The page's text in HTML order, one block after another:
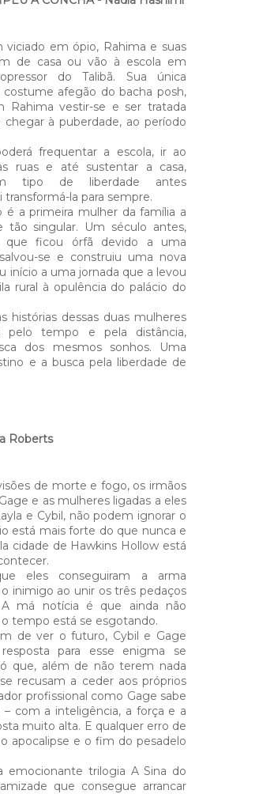
viciado em ópio, Rahima e suas
de casa ou vão à escola em
do Talibã. Sua única
afegão do bacha posh,
Rahima vestir-se e ser tratada
à puberdade, ao período
frequentar a escola, ir ao
ruas e até sustentar a casa,
tipo de liberdade antes
la para sempre.
é a primeira mulher da família a
tão singular. Um século antes,
que ficou órfã devido a uma
se e construiu uma nova
início a uma jornada que a levou
rural à opulência do palácio do
histórias dessas duas mulheres
pelo tempo e pela distância,
dos mesmos sonhos. Uma
e a busca pela liberdade de
Roberts
de morte e fogo, os irmãos
e as mulheres ligadas a eles
e Cybil, não podem ignorar o
está mais forte do que nunca e
cidade de Hawkins Hollow está
eles conseguiram a arma
inimigo ao unir os três pedaços
A má notícia é que ainda não
tempo está se esgotando.
de ver o futuro, Cybil e Gage
para esse enigma se
que, além de não terem nada
recusam a ceder aos próprios
profissional como Gage sabe
com a inteligência, a força e a
muito alta. E qualquer erro de
apocalipse e o fim do pesadelo
emocionante trilogia A Sina do
que consegue arrancar